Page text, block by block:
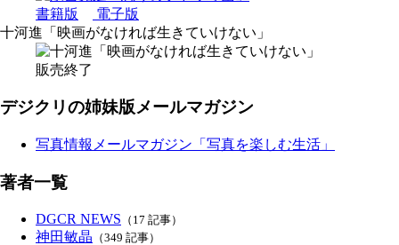
書籍版
電子版
十河進「映画がなければ生きていけない」
販売終了
デジクリの姉妹版メールマガジン
写真情報メールマガジン「写真を楽しむ生活」
著者一覧
DGCR NEWS （17 記事）
神田敏晶 （349 記事）